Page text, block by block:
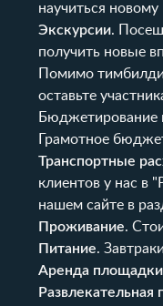
научиться
Экскурсии.
получить новые
Помимо
оставьте
Бюджетирование
Грамотное
Транспортные
клиентов у нас в
нашем сайте в
Проживание.
Питание.
Аренда площадки
Развлекательная